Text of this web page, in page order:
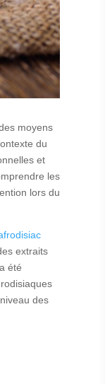
moyens
du
et
les
lors du
extraits
été
des